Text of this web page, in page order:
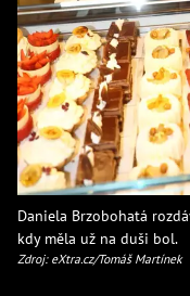
Daniela Brzobohatá
kdy měla už na duši bol.
Zdroj: eXtra.cz/Tomáš Martínek